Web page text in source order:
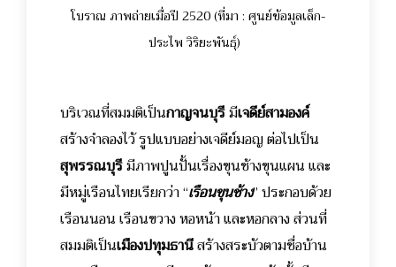
โบราณ ภาพถ่ายเมื่อปี 2520 (ที่มา : ศูนย์ข้อมูลเล็ก-
ประไพ วิริยะพันธุ์)
บริเวณที่สมมติเป็นกาญจนบุรีมีเจดีย์สามองค์
สร้างจำลองไว้ รูปแบบอย่างเจดีย์มอญ ต่อไปเป็น
สุพรรณบุรีมีภาพปูนปั้นเรื่องขุนช้างขุนแผน และ
มีหมู่เรือนไทยเรียกว่า “เรือนขุนช้าง” ประกอบด้วย
เรือนนอน เรือนขวาง หอหน้า และหอกลาง ส่วนที่
สมมติเป็นเมืองปทุมธานีสร้างสระบัวตามชื่อบ้าน